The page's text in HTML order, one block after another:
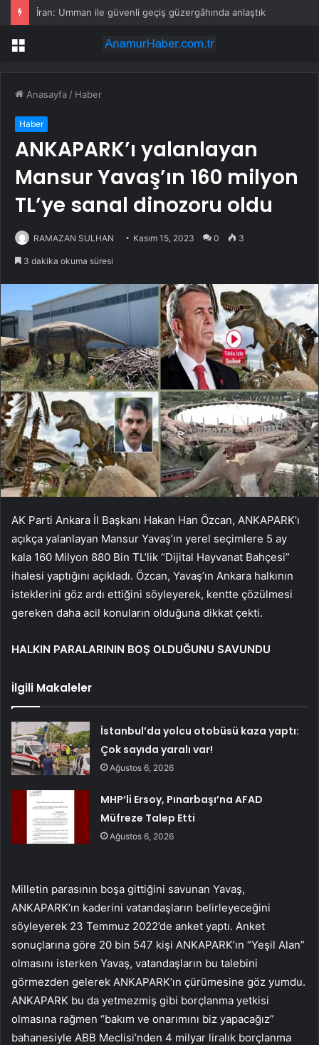
İran: Umman ile güvenli geçiş güzergâhında anlaştık
Menü
Anasayfa / Haber
Haber
ANKAPARK’ı yalanlayan
Mansur Yavaş’ın 160 milyon
TL’ye sanal dinozoru oldu
RAMAZAN SULHAN Kasım 15, 2023 0 3
3 dakika okuma süresi
AK Parti Ankara İl Başkanı Hakan Han Özcan, ANKAPARK’ı
açıkça yalanlayan Mansur Yavaş’ın yerel seçimlere 5 ay
kala 160 Milyon 880 Bin TL’lik “Dijital Hayvanat Bahçesi”
ihalesi yaptığını açıkladı. Özcan, Yavaş’ın Ankara halkının
isteklerini göz ardı ettiğini söyleyerek, kentte çözülmesi
gereken daha acil konuların olduğuna dikkat çekti.
HALKIN PARALARININ BOŞ OLDUĞUNU SAVUNDU
İlgili Makaleler
İstanbul’da yolcu otobüsü kaza yaptı:
Çok sayıda yaralı var!
Ağustos 6, 2026
MHP’li Ersoy, Pınarbaşı’na AFAD
Müfreze Talep Etti
Ağustos 6, 2026
Milletin parasının boşa gittiğini savunan Yavaş,
ANKAPARK’ın kaderini vatandaşların belirleyeceğini
söyleyerek 23 Temmuz 2022’de anket yaptı. Anket
sonuçlarına göre 20 bin 547 kişi ANKAPARK’ın “Yeşil Alan”
olmasını isterken Yavaş, vatandaşların bu talebini
görmezden gelerek ANKAPARK’ın çürümesine göz yumdu.
ANKAPARK bu da yetmezmiş gibi borçlanma yetkisi
olmasına rağmen “bakım ve onarımını biz yapacağız”
bahanesiyle ABB Meclisi’nden 4 milyar liralık borçlanma